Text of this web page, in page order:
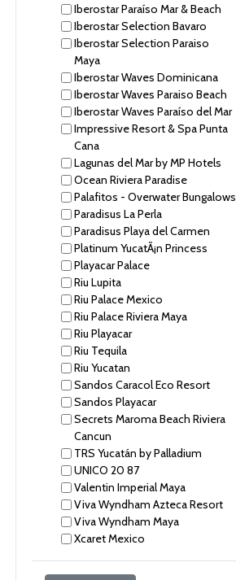
Iberostar Paraíso Mar & Beach
Iberostar Selection Bavaro
Iberostar Selection Paraiso
Maya
Iberostar Waves Dominicana
Iberostar Waves Paraiso Beach
Iberostar Waves Paraíso del Mar
Impressive Resort & Spa Punta
Cana
Lagunas del Mar by MP Hotels
Ocean Riviera Paradise
Palafitos - Overwater Bungalows
Paradisus La Perla
Paradisus Playa del Carmen
Platinum YucatÃ¡n Princess
Playacar Palace
Riu Lupita
Riu Palace Mexico
Riu Palace Riviera Maya
Riu Playacar
Riu Tequila
Riu Yucatan
Sandos Caracol Eco Resort
Sandos Playacar
Secrets Maroma Beach Riviera
Cancun
TRS Yucatán by Palladium
UNICO 20 87
Valentin Imperial Maya
Viva Wyndham Azteca Resort
Viva Wyndham Maya
Xcaret Mexico